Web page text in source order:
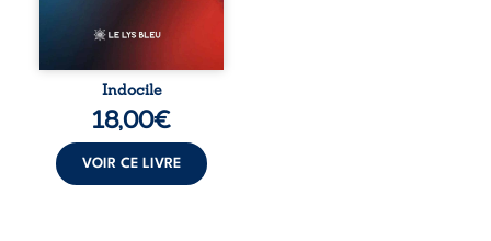
vivent trop fort,
trop vrai, trop tôt.
traversée. Une
langue nue. Une
insurrection
calme. Une
déclaration
d’existence pour ...
Indocile
18,00€
VOIR CE LIVRE